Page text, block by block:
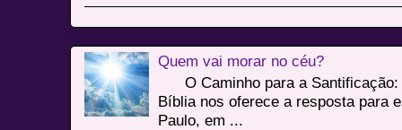
Quem vai morar no céu?
O Caminho para a Santificação:
Bíblia nos oferece a resposta para
Paulo, em ...